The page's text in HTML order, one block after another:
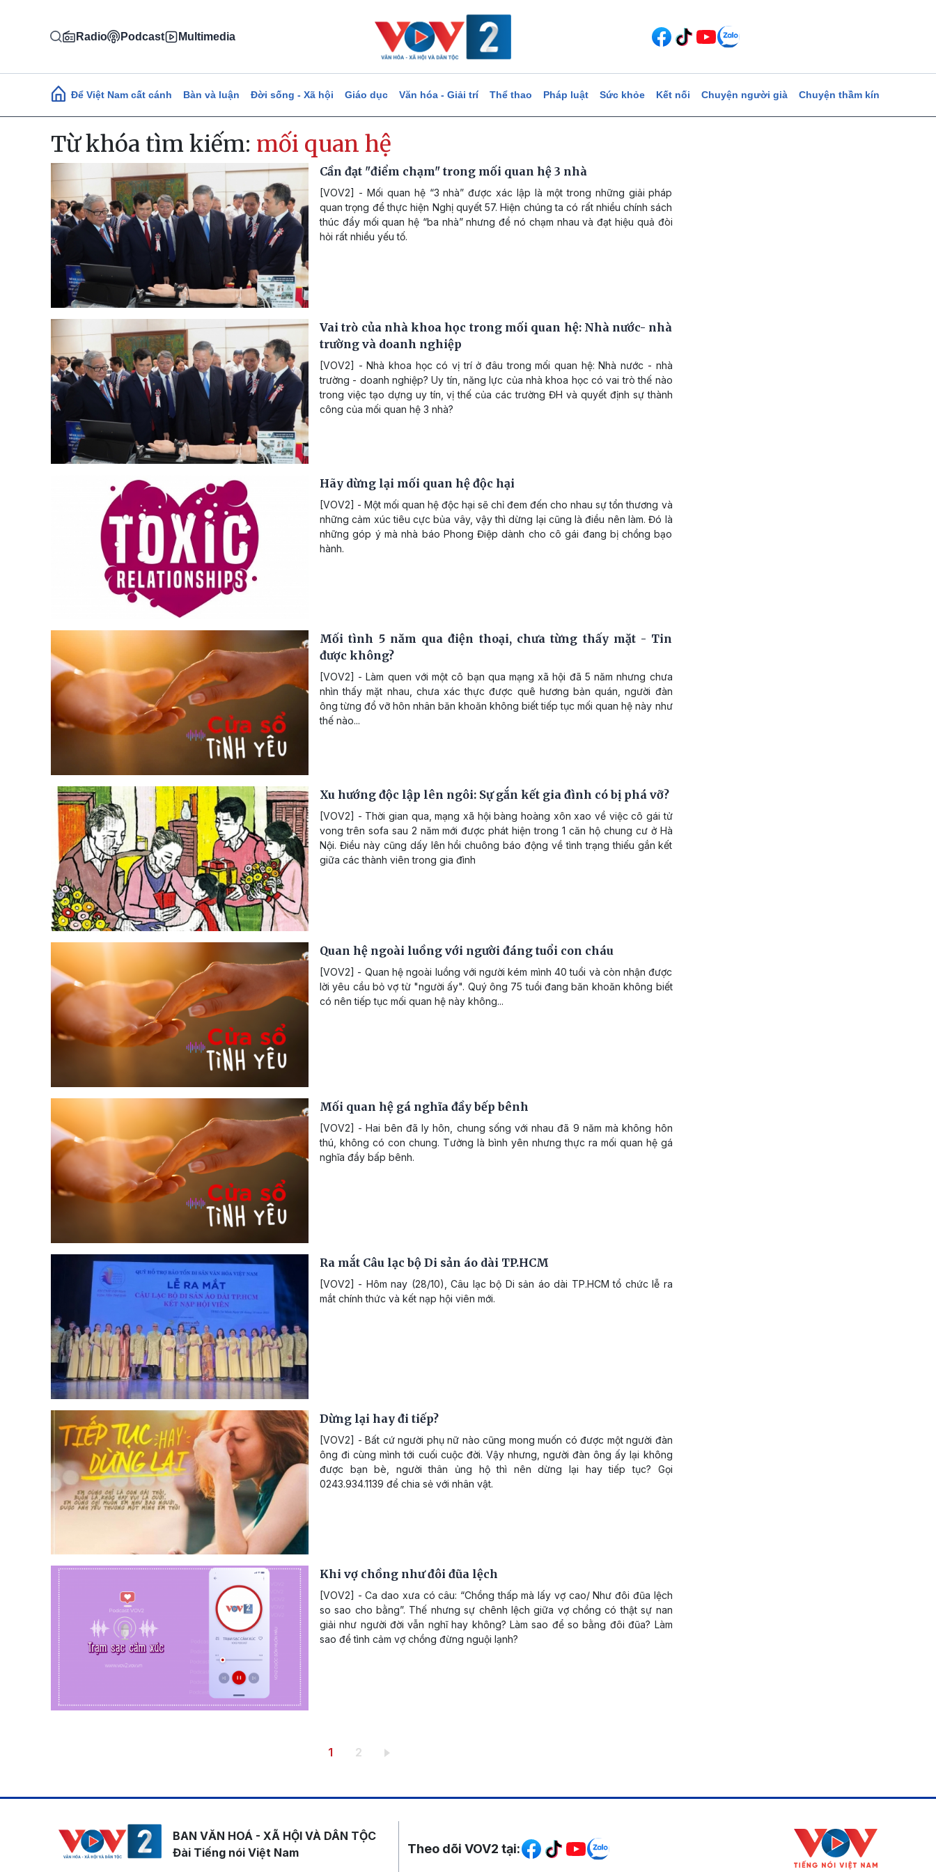
Radio Podcast Multimedia
Main navigation
Để Việt Nam cất cánh Bàn và luận Đời sống - Xã hội Giáo dục Văn hóa - Giải trí Thể thao Pháp luật Sức khỏe Kết nối Chuyện người già Chuyện thầm kín
Từ khóa tìm kiếm: mối quan hệ
Cần đạt "điểm chạm" trong mối quan hệ 3 nhà
[VOV2] - Mối quan hệ “3 nhà” được xác lập là một trong những giải pháp
quan trọng để thực hiện Nghị quyết 57. Hiện chúng ta có rất nhiều chính sách
thúc đẩy mối quan hệ “ba nhà” nhưng để nó chạm nhau và đạt hiệu quả đòi
hỏi rất nhiều yếu tố.
Vai trò của nhà khoa học trong mối quan hệ: Nhà nước- nhà
trường và doanh nghiệp
[VOV2] - Nhà khoa học có vị trí ở đâu trong mối quan hệ: Nhà nước - nhà
trường - doanh nghiệp? Uy tín, năng lực của nhà khoa học có vai trò thế nào
trong việc tạo dựng uy tín, vị thế của các trường ĐH và quyết định sự thành
công của mối quan hệ 3 nhà?
Hãy dừng lại mối quan hệ độc hại
[VOV2] - Một mối quan hệ độc hại sẽ chỉ đem đến cho nhau sự tổn thương và
những cảm xúc tiêu cực bủa vây, vậy thì dừng lại cũng là điều nên làm. Đó là
những góp ý mà nhà báo Phong Điệp dành cho cô gái đang bị chồng bạo
hành.
Mối tình 5 năm qua điện thoại, chưa từng thấy mặt - Tin
được không?
[VOV2] - Làm quen với một cô bạn qua mạng xã hội đã 5 năm nhưng chưa
nhìn thấy mặt nhau, chưa xác thực được quê hương bản quán, người đàn
ông từng đổ vỡ hôn nhân băn khoăn không biết tiếp tục mối quan hệ này như
thế nào...
Xu hướng độc lập lên ngôi: Sự gắn kết gia đình có bị phá vỡ?
[VOV2] - Thời gian qua, mạng xã hội bàng hoàng xôn xao về việc cô gái tử
vong trên sofa sau 2 năm mới được phát hiện trong 1 căn hộ chung cư ở Hà
Nội. Điều này cũng dấy lên hồi chuông báo động về tình trạng thiếu gắn kết
giữa các thành viên trong gia đình
Quan hệ ngoài luồng với người đáng tuổi con cháu
[VOV2] - Quan hệ ngoài luồng với người kém mình 40 tuổi và còn nhận được
lời yêu cầu bỏ vợ từ "người ấy". Quý ông 75 tuổi đang băn khoăn không biết
có nên tiếp tục mối quan hệ này không...
Mối quan hệ gá nghĩa đầy bếp bênh
[VOV2] - Hai bên đã ly hôn, chung sống với nhau đã 9 năm mà không hôn
thú, không có con chung. Tưởng là bình yên nhưng thực ra mối quan hệ gá
nghĩa đầy bấp bênh.
Ra mắt Câu lạc bộ Di sản áo dài TP.HCM
[VOV2] - Hôm nay (28/10), Câu lạc bộ Di sản áo dài TP.HCM tổ chức lễ ra
mắt chính thức và kết nạp hội viên mới.
Dừng lại hay đi tiếp?
[VOV2] - Bất cứ người phụ nữ nào cũng mong muốn có được một người đàn
ông đi cùng mình tới cuối cuộc đời. Vậy nhưng, người đàn ông ấy lại không
được bạn bè, người thân ủng hộ thì nên dừng lại hay tiếp tục? Gọi
0243.934.1139 để chia sẻ với nhân vật.
Khi vợ chồng như đôi đũa lệch
[VOV2] - Ca dao xưa có câu: “Chồng thấp mà lấy vợ cao/ Như đôi đũa lệch
so sao cho bằng”. Thế nhưng sự chênh lệch giữa vợ chồng có thật sự nan
giải như người đời vẫn nghĩ hay không? Làm sao để so bằng đôi đũa? Làm
sao để tình cảm vợ chồng đừng nguội lạnh?
Trang hiện thời
1 Trang
2
BAN VĂN HOÁ - XÃ HỘI VÀ DÂN TỘC
Đài Tiếng nói Việt Nam
Mạng xã hội
Theo dõi VOV2 tại: